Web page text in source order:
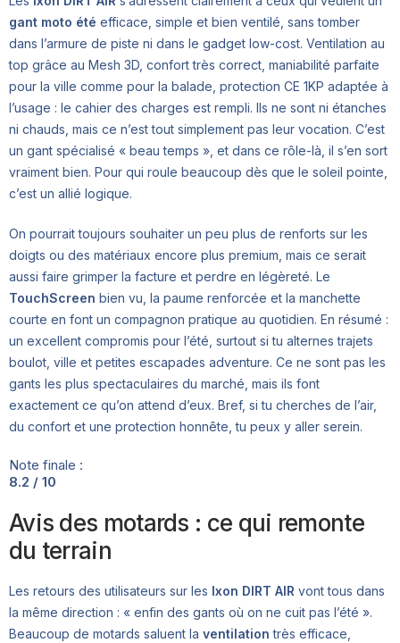
gant moto été efficace, simple et bien ventilé, sans tomber
dans l’armure de piste ni dans le gadget low-cost. Ventilation au
top grâce au Mesh 3D, confort très correct, maniabilité parfaite
pour la ville comme pour la balade, protection CE 1KP adaptée à
l’usage : le cahier des charges est rempli. Ils ne sont ni étanches
ni chauds, mais ce n’est tout simplement pas leur vocation. C’est
un gant spécialisé « beau temps », et dans ce rôle-là, il s’en sort
vraiment bien. Pour qui roule beaucoup dès que le soleil pointe,
c’est un allié logique.
On pourrait toujours souhaiter un peu plus de renforts sur les
doigts ou des matériaux encore plus premium, mais ce serait
aussi faire grimper la facture et perdre en légèreté. Le
TouchScreen bien vu, la paume renforcée et la manchette
courte en font un compagnon pratique au quotidien. En résumé :
un excellent compromis pour l’été, surtout si tu alternes trajets
boulot, ville et petites escapades adventure. Ce ne sont pas les
gants les plus spectaculaires du marché, mais ils font
exactement ce qu’on attend d’eux. Bref, si tu cherches de l’air,
du confort et une protection honnête, tu peux y aller serein.
Note finale :
8.2 / 10
Avis des motards : ce qui remonte
du terrain
Les retours des utilisateurs sur les Ixon DIRT AIR vont tous dans
la même direction : « enfin des gants où on ne cuit pas l’été ».
Beaucoup de motards saluent la ventilation très efficace,